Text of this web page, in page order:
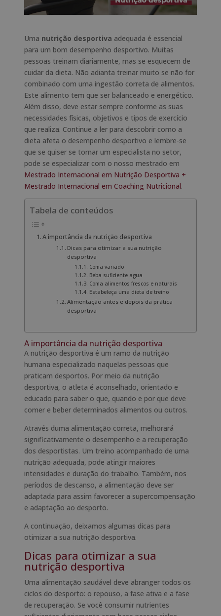
Uma nutrição desportiva adequada é essencial
para um bom desempenho desportivo. Muitas
pessoas treinam diariamente, mas se esquecem de
cuidar da dieta. Não adianta treinar muito se não for
combinado com uma ingestão correta de alimentos.
Este alimento tem que ser balanceado e energético.
Além disso, deve estar sempre conforme as suas
necessidades físicas, objetivos e tipos de exercício
que realiza. Continue a ler para descobrir como a
dieta afeta o desempenho desportivo e lembre-se
que se quiser se tornar um especialista no setor,
pode se especializar com o nosso mestrado em
Mestrado Internacional em Nutrição Desportiva +
Mestrado Internacional em Coaching Nutricional.
Tabela de conteúdos
A importância da nutrição desportiva
Dicas para otimizar a sua nutrição
desportiva
Coma variado
Beba suficiente agua
Coma alimentos frescos e naturais
Estabeleça uma dieta de treino
Alimentação antes e depois da prática
desportiva
A importância da nutrição desportiva
A nutrição desportiva é um ramo da nutrição
humana especializado naquelas pessoas que
praticam desportos. Por meio da nutrição
desportiva, o atleta é aconselhado, orientado e
educado para saber o que, quando e por que deve
comer e beber determinados alimentos ou outros.
Através duma alimentação correta, melhorará
significativamente o desempenho e a recuperação
dos desportistas. Um treino acompanhado de uma
nutrição adequada, pode atingir maiores
intensidades e duração do trabalho. Também, nos
períodos de descanso, a alimentação deve ser
adaptada para assim favorecer a supercompensação
e adaptação ao desporto.
A continuação, deixamos algumas dicas para
otimizar a sua nutrição desportiva.
Dicas para otimizar a sua
nutrição desportiva
Uma alimentação saudável deve abranger todos os
ciclos do desporto: o repouso, a fase ativa e a fase
de recuperação. Se você consumir nutrientes